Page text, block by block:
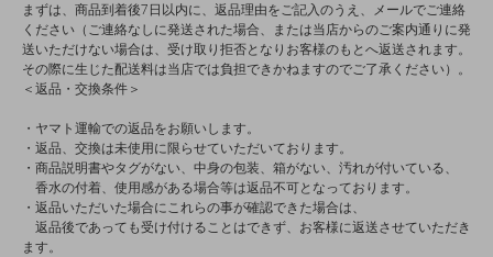
まずは、商品到着後7日以内に、返品理由をご記入のうえ、メールでご連絡
ください（ご連絡なしに発送された場合、または当店からのご案内通りに発
送いただけない場合は、受け取り拒否となりお客様のもとへ返送されます。
その際に生じた配送料は当店では負担できかねますのでご了承ください）。
＜返品・交換条件＞
・ヤマト運輸での返品をお願いします。
・返品、交換は未使用に限らせていただいております。
・商品説明書やタグがない、中身の包装、箱がない、汚れが付いている、
香水の付着、使用感がある場合等は返品不可となっております。
・返品いただいた場合にこれらの事が確認できた場合は、
返品後であっても受け付けることはできず、お客様に返送させていただき
ます。